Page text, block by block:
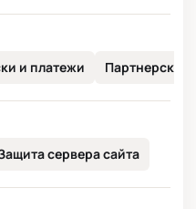
и платежи Партнерская
сервера сайта